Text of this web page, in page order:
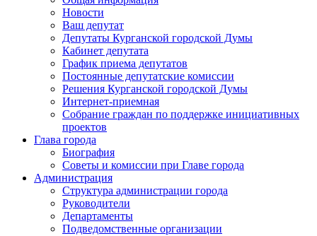
Новости
Ваш депутат
Депутаты Курганской городской Думы
Кабинет депутата
График приема депутатов
Постоянные депутатские комиссии
Решения Курганской городской Думы
Интернет-приемная
Собрание граждан по поддержке инициативных
проектов
Глава города
Биография
Советы и комиссии при Главе города
Администрация
Структура администрации города
Руководители
Департаменты
Подведомственные организации